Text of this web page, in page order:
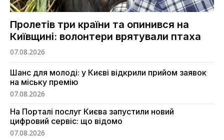
Пролетів три країни та опинився на
Київщині: волонтери врятували птаха
07.08.2026
Шанс для молоді: у Києві відкрили прийом заявок
на міську премію
07.08.2026
На Порталі послуг Києва запустили новий
цифровий сервіс: що відомо
07.08.2026